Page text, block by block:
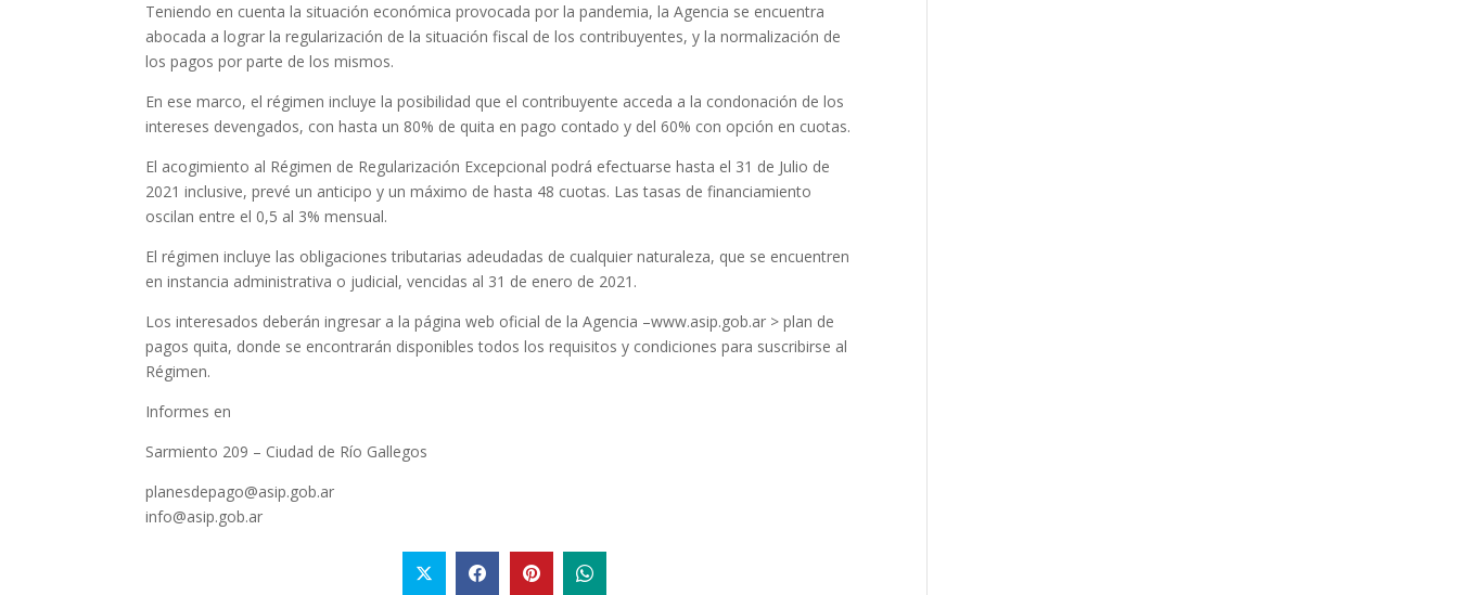
Teniendo en cuenta la situación económica provocada por la pandemia, la Agencia se encuentra
abocada a lograr la regularización de la situación fiscal de los contribuyentes, y la normalización de
los pagos por parte de los mismos.
En ese marco, el régimen incluye la posibilidad que el contribuyente acceda a la condonación de los
intereses devengados, con hasta un 80% de quita en pago contado y del 60% con opción en cuotas.
El acogimiento al Régimen de Regularización Excepcional podrá efectuarse hasta el 31 de Julio de
2021 inclusive, prevé un anticipo y un máximo de hasta 48 cuotas. Las tasas de financiamiento
oscilan entre el 0,5 al 3% mensual.
El régimen incluye las obligaciones tributarias adeudadas de cualquier naturaleza, que se encuentren
en instancia administrativa o judicial, vencidas al 31 de enero de 2021.
Los interesados deberán ingresar a la página web oficial de la Agencia –www.asip.gob.ar > plan de
pagos quita, donde se encontrarán disponibles todos los requisitos y condiciones para suscribirse al
Régimen.
Informes en
Sarmiento 209 – Ciudad de Río Gallegos
planesdepago@asip.gob.ar
info@asip.gob.ar